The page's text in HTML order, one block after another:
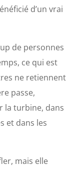
d’un vrai
de personnes
ce qui est
ne retiennent
passe,
la turbine, dans
et dans les
mais elle